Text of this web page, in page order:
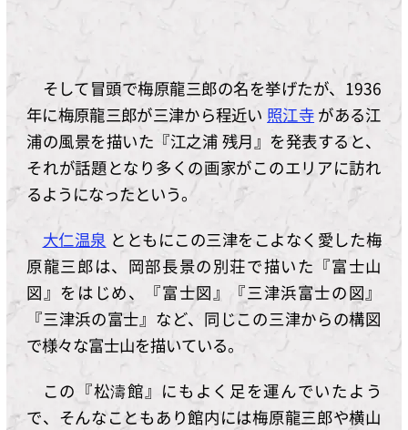
そして冒頭で梅原龍三郎の名を挙げたが、1936
年に梅原龍三郎が三津から程近い 照江寺 がある江
浦の風景を描いた『江之浦 残月』を発表すると、
それが話題となり多くの画家がこのエリアに訪れ
るようになったという。
大仁温泉 とともにこの三津をこよなく愛した梅
原龍三郎は、岡部長景の別荘で描いた『富士山
図』をはじめ、『富士図』『三津浜富士の図』
『三津浜の富士』など、同じこの三津からの構図
で様々な富士山を描いている。
この『松濤館』にもよく足を運んでいたよう
で、そんなこともあり館内には梅原龍三郎や横山